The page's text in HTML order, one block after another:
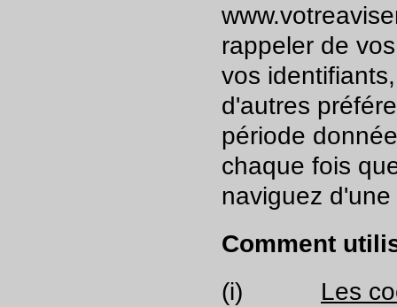
rappeler de
vos
d'autres
période
chaque fois
naviguez
Comment
(i) Les